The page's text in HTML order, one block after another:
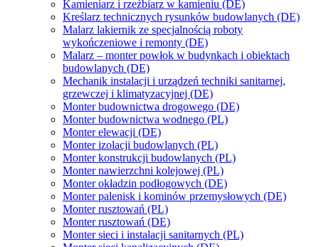
Kamieniarz i rzeźbiarz w kamieniu (DE)
Kreślarz technicznych rysunków budowlanych (DE)
Malarz lakiernik ze specjalnością roboty
wykończeniowe i remonty (DE)
Malarz – monter powłok w budynkach i obiektach
budowlanych (DE)
Mechanik instalacji i urządzeń techniki sanitarnej,
grzewczej i klimatyzacyjnej (DE)
Monter budownictwa drogowego (DE)
Monter budownictwa wodnego (PL)
Monter elewacji (DE)
Monter izolacji budowlanych (PL)
Monter konstrukcji budowlanych (PL)
Monter nawierzchni kolejowej (PL)
Monter okładzin podłogowych (DE)
Monter palenisk i kominów przemysłowych (DE)
Monter rusztowań (PL)
Monter rusztowań (DE)
Monter sieci i instalacji sanitarnych (PL)